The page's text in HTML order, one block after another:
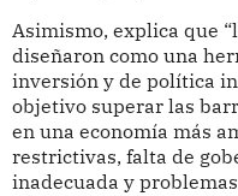
Asimismo, explica que
diseñaron como una
inversión y de política
objetivo superar las
en una economía más
restrictivas, falta de
inadecuada y